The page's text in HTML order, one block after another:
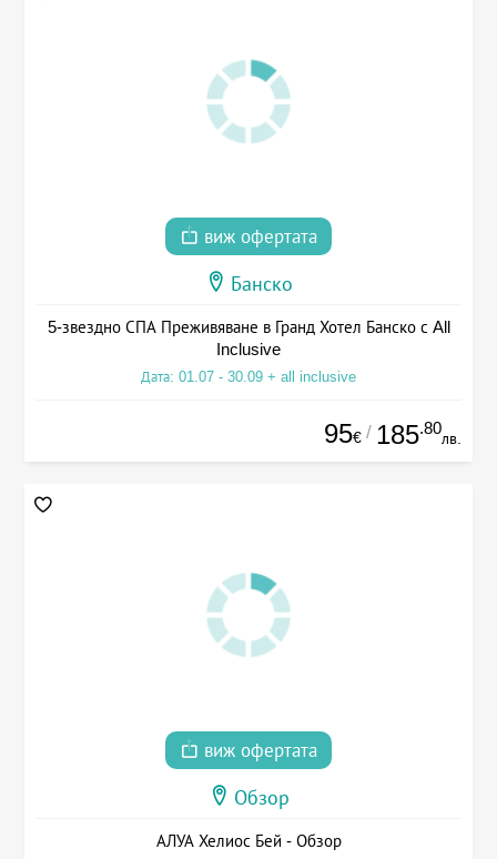
виж офертата
Банско
5-звездно СПА Преживяване в Гранд Хотел Банско с All
Inclusive
Дата: 01.07 - 30.09 + all inclusive
95€ / 185.80
лв.
виж офертата
Обзор
АЛУА Хелиос Бей - Обзор